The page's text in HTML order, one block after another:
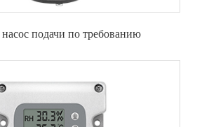
подачи по требованию